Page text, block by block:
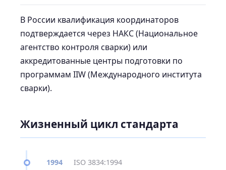
В России квалификация координаторов
подтверждается через НАКС (Национальное
агентство контроля сварки) или
аккредитованные центры подготовки по
программам IIW (Международного института
сварки).
Жизненный цикл стандарта
1994 ISO 3834:1994